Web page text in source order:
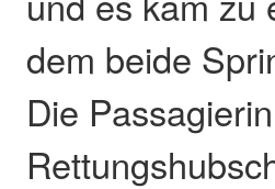
dem beide
Die